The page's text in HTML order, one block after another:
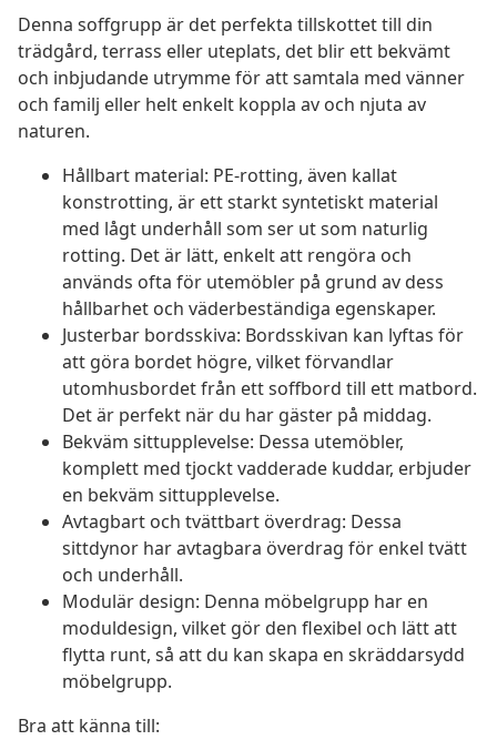
Denna soffgrupp är det perfekta tillskottet till din
trädgård, terrass eller uteplats, det blir ett bekvämt
och inbjudande utrymme för att samtala med vänner
och familj eller helt enkelt koppla av och njuta av
naturen.
Hållbart material: PE-rotting, även kallat
konstrotting, är ett starkt syntetiskt material
med lågt underhåll som ser ut som naturlig
rotting. Det är lätt, enkelt att rengöra och
används ofta för utemöbler på grund av dess
hållbarhet och väderbeständiga egenskaper.
Justerbar bordsskiva: Bordsskivan kan lyftas för
att göra bordet högre, vilket förvandlar
utomhusbordet från ett soffbord till ett matbord.
Det är perfekt när du har gäster på middag.
Bekväm sittupplevelse: Dessa utemöbler,
komplett med tjockt vadderade kuddar, erbjuder
en bekväm sittupplevelse.
Avtagbart och tvättbart överdrag: Dessa
sittdynor har avtagbara överdrag för enkel tvätt
och underhåll.
Modulär design: Denna möbelgrupp har en
moduldesign, vilket gör den flexibel och lätt att
flytta runt, så att du kan skapa en skräddarsydd
möbelgrupp.
Bra att känna till: